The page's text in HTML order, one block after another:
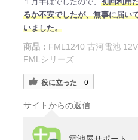
るか不安でしたが、無事に届い
いました。
商品： FML1240 古河電池
FMLシリーズ
役に立った 0
サイトからの返信